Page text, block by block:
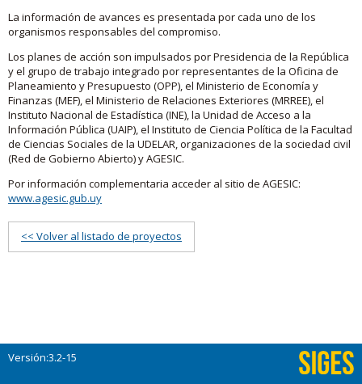
La información de avances es presentada por cada uno de los
organismos responsables del compromiso.
Los planes de acción son impulsados por Presidencia de la República
y el grupo de trabajo integrado por representantes de la Oficina de
Planeamiento y Presupuesto (OPP), el Ministerio de Economía y
Finanzas (MEF), el Ministerio de Relaciones Exteriores (MRREE), el
Instituto Nacional de Estadística (INE), la Unidad de Acceso a la
Información Pública (UAIP), el Instituto de Ciencia Política de la Facultad
de Ciencias Sociales de la UDELAR, organizaciones de la sociedad civil
(Red de Gobierno Abierto) y AGESIC.
Por información complementaria acceder al sitio de AGESIC:
www.agesic.gub.uy
<< Volver al listado de proyectos
Versión:3.2-15